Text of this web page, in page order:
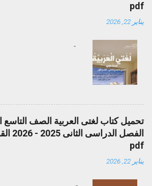
pdf
يناير 22, 2026
تحميل كتاب لغتى العربية الصف التاسع
الفصل الدراسى
pdf
يناير 22, 2026